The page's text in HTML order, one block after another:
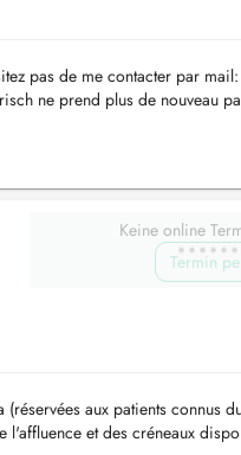
pas de me contacter par mail:
ne prend plus de nouveau
Keine online
Termin
aux patients connus
et des créneaux